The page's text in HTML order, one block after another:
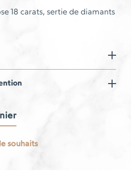
18 carats, sertie de diamants
souhaits